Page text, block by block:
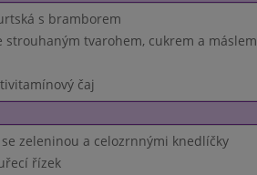
s bramborem
strouhaným tvarohem, cukrem a máslem
čaj
zeleninou a celozrnnými knedlíčky
řízek